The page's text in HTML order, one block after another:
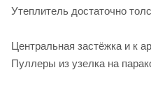
Утеплитель достаточно
Центральная застёжка и к
Пуллеры из узелка на